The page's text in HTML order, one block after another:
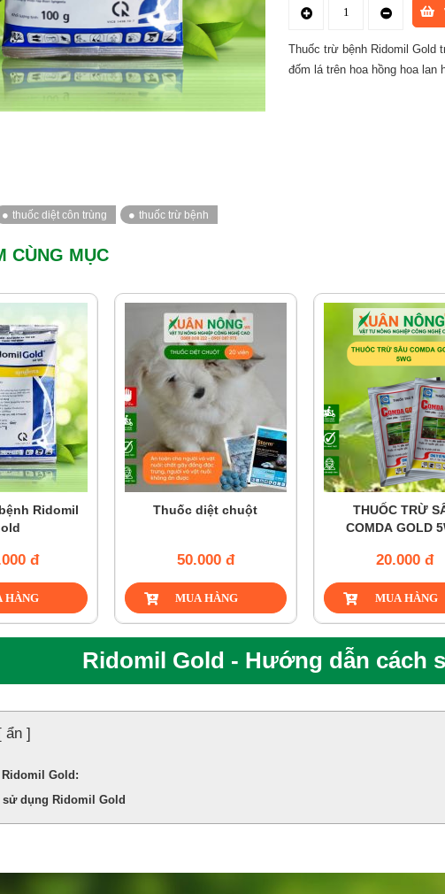
Thuốc trừ bệnh Ridomil Gold
đốm lá trên hoa hồng hoa lan
CÙNG MỤC
Ridomil
đ
Thuốc diệt chuột
50.000 đ
THUỐC TRỪ
COMDA GOLD
20.000 đ
Ridomil Gold - Hướng dẫn cách
ẩn ]
Gold:
sử dụng Ridomil Gold